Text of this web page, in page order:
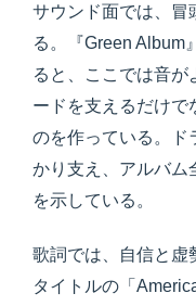
サウンド面では、冒
る。『Green Album
ると、ここでは音が
ードを支えるだけで
のを作っている。ド
かり支え、アルバム
を示している。
歌詞では、自信と虚
タイトルの「